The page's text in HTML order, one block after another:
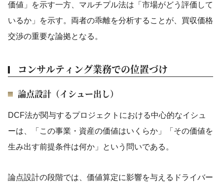
価値」を示す一方、マルチプル法は「市場がどう評価して
いるか」を示す。両者の乖離を分析することが、買収価格
交渉の重要な論拠となる。
コンサルティング業務での位置づけ
論点設計（イシュー出し）
DCF法が関与するプロジェクトにおける中心的なイシュ
ーは、「この事業・資産の価値はいくらか」「その価値を
生み出す前提条件は何か」という問いである。
論点設計の段階では、価値算定に影響を与えるドライバー